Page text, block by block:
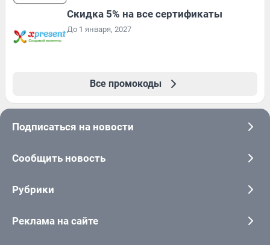
Скидка 5% на все сертификаты
До 1 января, 2027
Все промокоды
Подписаться на новости
Сообщить новость
Рубрики
Реклама на сайте